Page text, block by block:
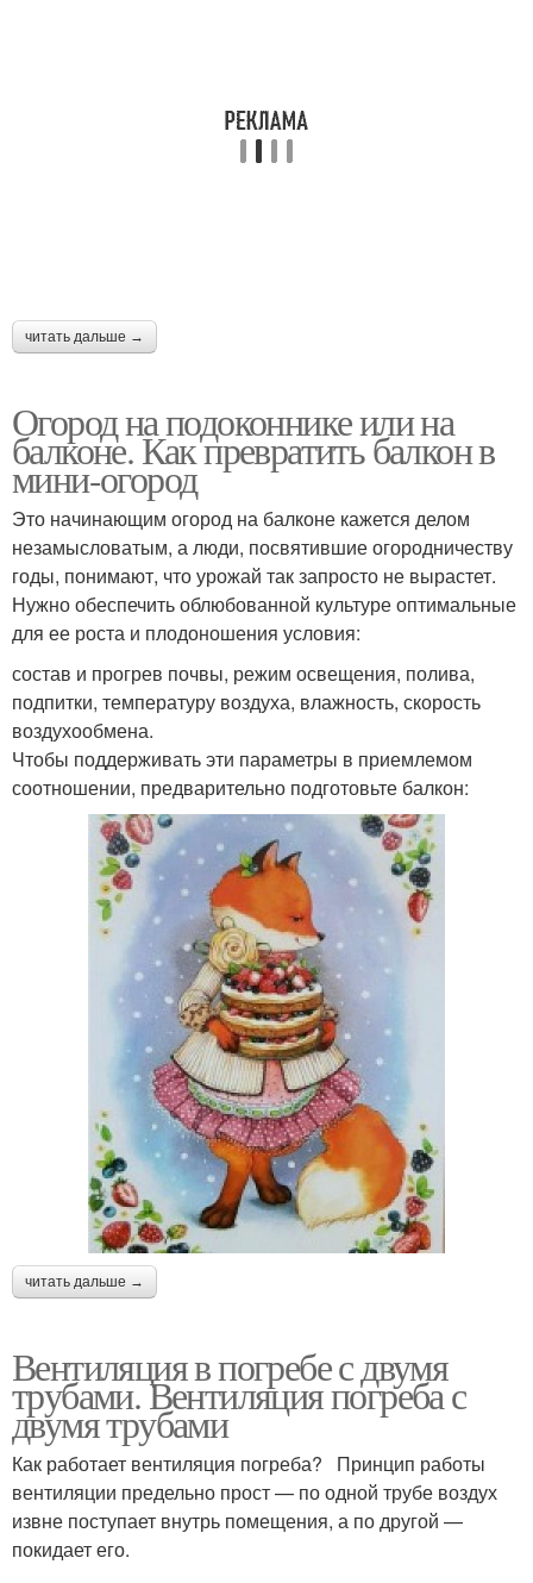
читать дальше →
Огород на подоконнике или на
балконе. Как превратить балкон в
мини-огород
Это начинающим огород на балконе кажется делом
незамысловатым, а люди, посвятившие огородничеству
годы, понимают, что урожай так запросто не вырастет.
Нужно обеспечить облюбованной культуре оптимальные
для ее роста и плодоношения условия:
состав и прогрев почвы, режим освещения, полива,
подпитки, температуру воздуха, влажность, скорость
воздухообмена.
Чтобы поддерживать эти параметры в приемлемом
соотношении, предварительно подготовьте балкон:
читать дальше →
Вентиляция в погребе с двумя
трубами. Вентиляция погреба с
двумя трубами
Как работает вентиляция погреба? Принцип работы
вентиляции предельно прост — по одной трубе воздух
извне поступает внутрь помещения, а по другой —
покидает его.